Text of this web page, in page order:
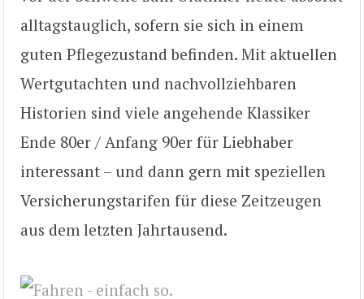
alltagstauglich, sofern sie sich in einem
guten Pflegezustand befinden. Mit aktuellen
Wertgutachten und nachvollziehbaren
Historien sind viele angehende Klassiker
Ende 80er / Anfang 90er für Liebhaber
interessant – und dann gern mit speziellen
Versicherungstarifen für diese Zeitzeugen
aus dem letzten Jahrtausend.